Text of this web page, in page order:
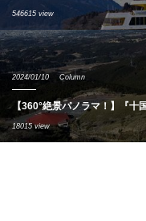
546615 view
2024/01/10 Column
【360°絶景パノラマ！】『十
18015 view